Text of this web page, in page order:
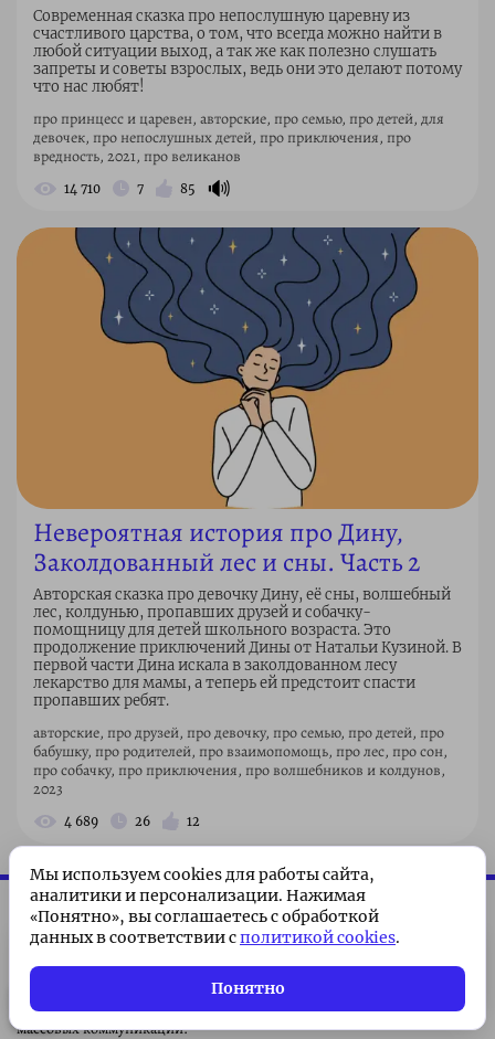
Современная сказка про непослушную царевну из
счастливого царства, о том, что всегда можно найти в
любой ситуации выход, а так же как полезно слушать
запреты и советы взрослых, ведь они это делают потому
что нас любят!
про принцесс и царевен, авторские, про семью, про детей, для
девочек, про непослушных детей, про приключения, про
вредность, 2021, про великанов
14 710 7 85 🔊
Невероятная история про Дину,
Заколдованный лес и сны. Часть 2
Авторская сказка про девочку Дину, её сны, волшебный
лес, колдунью, пропавших друзей и собачку-
помощницу для детей школьного возраста. Это
продолжение приключений Дины от Натальи Кузиной. В
первой части Дина искала в заколдованном лесу
лекарство для мамы, а теперь ей предстоит спасти
пропавших ребят.
авторские, про друзей, про девочку, про семью, про детей, про
бабушку, про родителей, про взаимопомощь, про лес, про сон,
про собачку, про приключения, про волшебников и колдунов,
2023
4 689 26 12
Сказка плюс
© 2026 Все права защищены. 0+
Регистрационный номер СМИ ЭЛ №ФС77-79139 от 15 сентября 2020 г.
Сетевое издание «Сказка Плюс» зарегистрировано Федеральной
службой по надзору в сфере связи, информационных технологий и
массовых коммуникаций.
Мы используем cookies для работы сайта,
аналитики и персонализации. Нажимая
«Понятно», вы соглашаетесь с обработкой
данных в соответствии сполитикой cookies.
Понятно